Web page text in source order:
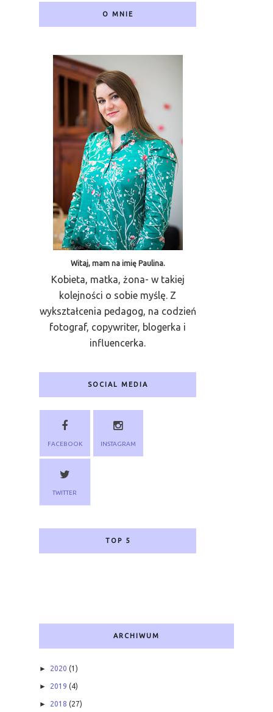
O MNIE
Witaj, mam na imię Paulina.
Kobieta, matka, żona- w takiej
kolejności o sobie myślę. Z
wykształcenia pedagog, na codzień
fotograf, copywriter, blogerka i
influencerka.
SOCIAL MEDIA
FACEBOOK INSTAGRAM
TWITTER
TOP 5
ARCHIWUM
► 2020 (1)
► 2019 (4)
► 2018 (27)